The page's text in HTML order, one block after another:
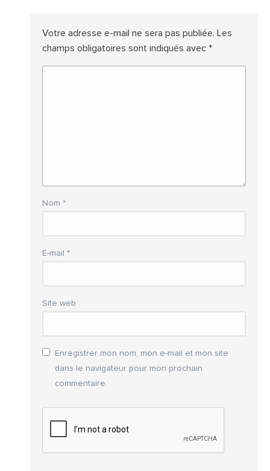
Votre adresse e-mail ne sera pas publiée. Les
champs obligatoires sont indiqués avec *
Nom *
E-mail *
Site web
Enregistrer mon nom, mon e-mail et mon site
dans le navigateur pour mon prochain
commentaire.